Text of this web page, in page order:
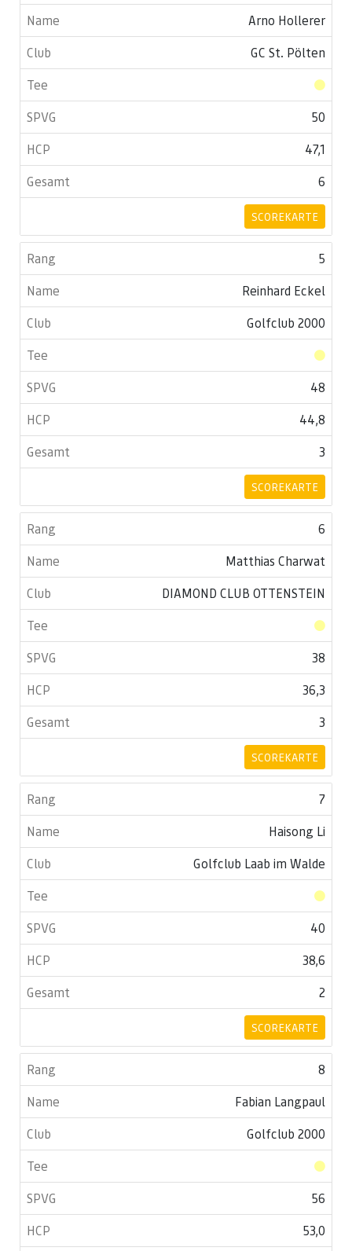
Arno Hollerer
GC St. Pölten
50
47,1
6
SCOREKARTE
5
Reinhard Eckel
Golfclub 2000
48
44,8
3
SCOREKARTE
6
Matthias Charwat
DIAMOND CLUB OTTENSTEIN
38
36,3
3
SCOREKARTE
7
Haisong Li
Golfclub Laab im Walde
40
38,6
2
SCOREKARTE
8
Fabian Langpaul
Golfclub 2000
56
53,0